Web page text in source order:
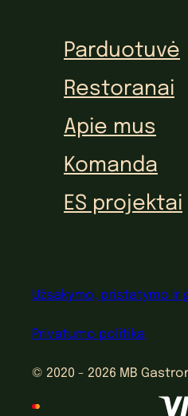
Parduotuvė
Restoranai
Apie mus
Komanda
ES projektai
© 2020 - 2026 MB
Privatumo politika
Užsakymo, pristatymo ir